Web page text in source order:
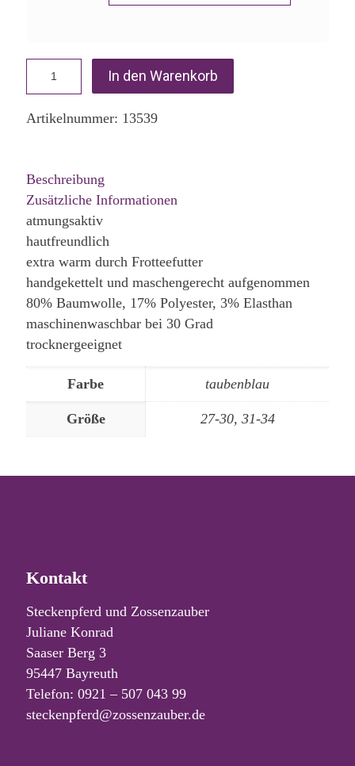
In den Warenkorb
Artikelnummer: 13539
Beschreibung
Zusätzliche Informationen
atmungsaktiv
hautfreundlich
extra warm durch Frotteefutter
handgekettelt und maschengerecht aufgenommen
80% Baumwolle, 17% Polyester, 3% Elasthan
maschinenwaschbar bei 30 Grad
trocknergeeignet
Farbe taubenblau
Größe 27-30, 31-34
Kontakt
Steckenpferd und Zossenzauber
Juliane Konrad
Saaser Berg 3
95447 Bayreuth
Telefon: 0921 – 507 043 99
steckenpferd@zossenzauber.de